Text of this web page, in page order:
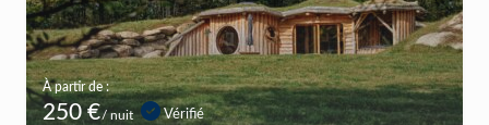
À partir de :
250 €/ nuit Vérifié